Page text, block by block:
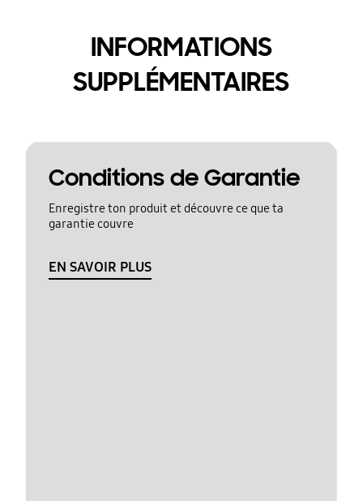
INFORMATIONS
SUPPLÉMENTAIRES
Conditions de Garantie
Enregistre ton produit et découvre ce que ta
garantie couvre
EN SAVOIR PLUS